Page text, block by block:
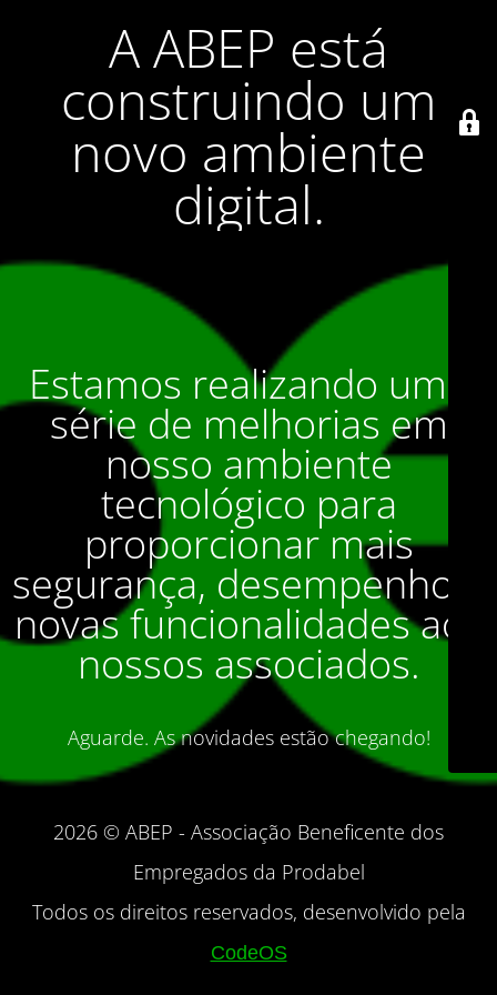
A ABEP está
construindo um
novo ambiente
digital.
Estamos realizando uma
série de melhorias em
nosso ambiente
tecnológico para
proporcionar mais
segurança, desempenho e
novas funcionalidades aos
nossos associados.
Aguarde. As novidades estão chegando!
2026 © ABEP - Associação Beneficente dos
Empregados da Prodabel
Todos os direitos reservados, desenvolvido pela
CodeOS